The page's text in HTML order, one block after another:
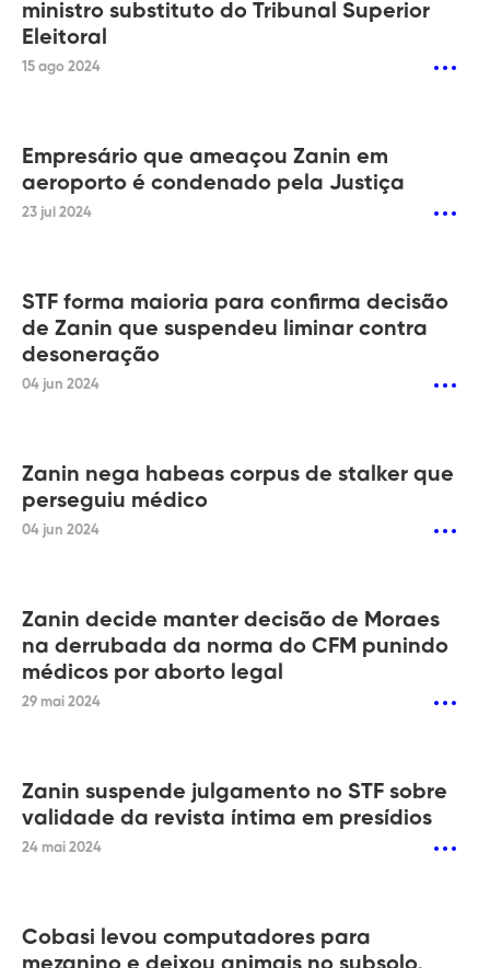
ministro substituto do Tribunal Superior
Eleitoral
15 ago 2024
Empresário que ameaçou Zanin em
aeroporto é condenado pela Justiça
23 jul 2024
STF forma maioria para confirma decisão
de Zanin que suspendeu liminar contra
desoneração
04 jun 2024
Zanin nega habeas corpus de stalker que
perseguiu médico
04 jun 2024
Zanin decide manter decisão de Moraes
na derrubada da norma do CFM punindo
médicos por aborto legal
29 mai 2024
Zanin suspende julgamento no STF sobre
validade da revista íntima em presídios
24 mai 2024
Cobasi levou computadores para